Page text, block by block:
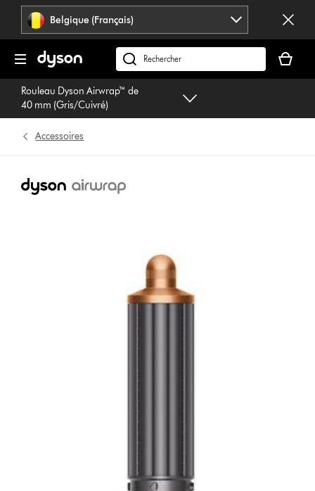
Sauter
pages
Belgique (Français)
Rechercher
des
produits
panier
est
Rouleau Dyson Airwrap™ de
40 mm (Gris/Cuivré)
Accessoires